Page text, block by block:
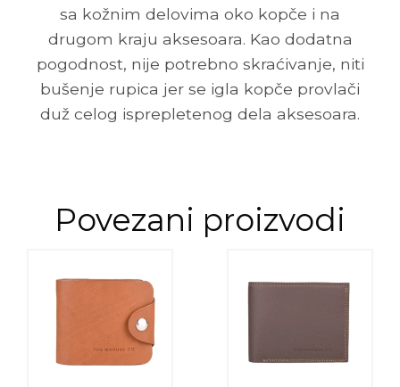
sa kožnim delovima oko kopče i na
drugom kraju aksesoara. Kao dodatna
pogodnost, nije potrebno skraćivanje, niti
bušenje rupica jer se igla kopče provlači
duž celog isprepletenog dela aksesoara.
Povezani proizvodi